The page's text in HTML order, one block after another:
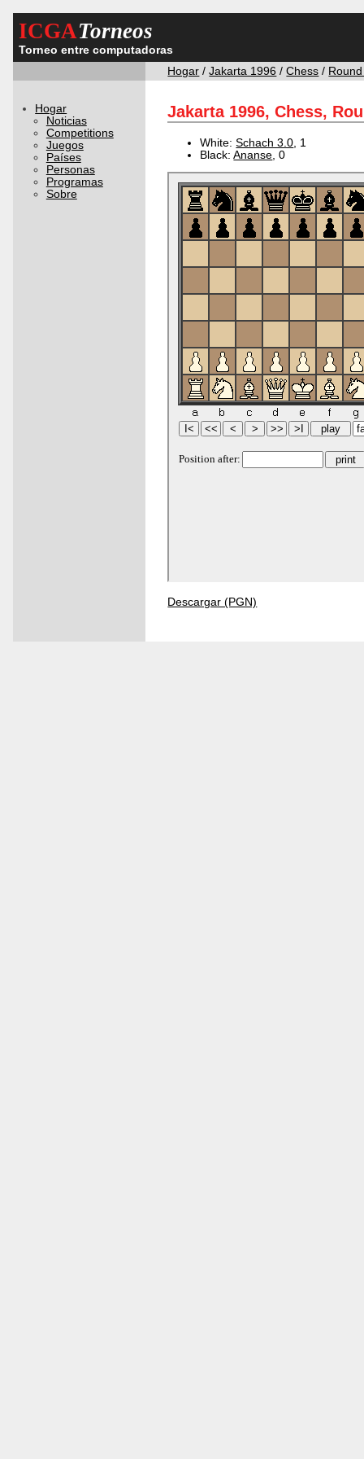
ICGATorneos
Torneo entre computadoras
Hogar /Jakarta 1996 /Chess /
Hogar
Noticias
Competitions
Juegos
Países
Personas
Programas
Sobre
Jakarta 1996, Chess,
White:Schach 3.0 , 1
Black:Ananse , 0
Descargar (PGN)